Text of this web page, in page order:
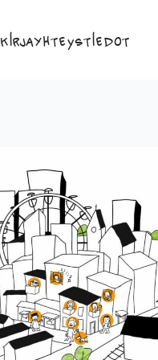
KirjaYhteystiedot